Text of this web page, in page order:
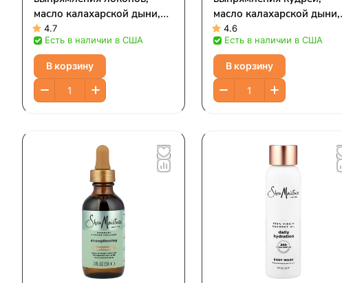
масло калахарской дыни,
384 мл (13 жидк. унций)
4.7
Есть в наличии в США
В корзину
масло калахарской дыни,
236 мл (8 жидк. унций)
4.6
Есть в наличии в США
В корзину